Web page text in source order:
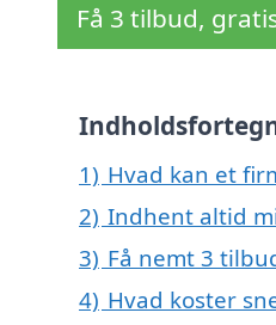
Få 3 tilbud,
1) Hvad kan et
2) Indhent altid
3) Få nemt 3
4) Hvad koster